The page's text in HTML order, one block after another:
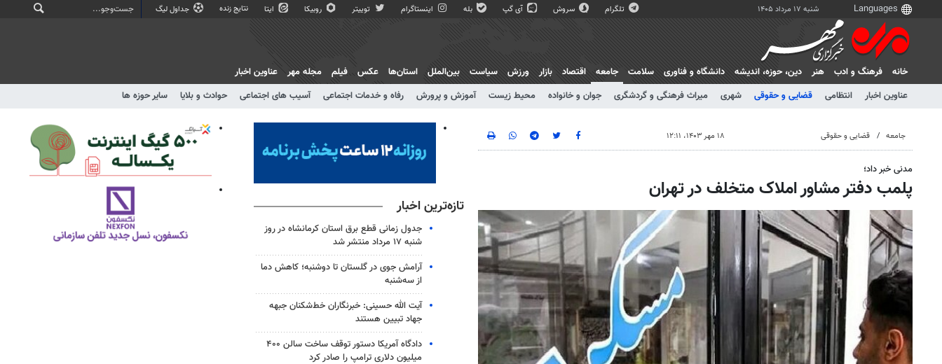
شنبه ۱۷ مرداد ۱۴۰۵ تلگرام سروش آی گپ بله اینستاگرام توییتر روبیکا ایتا نتایج زنده جداول لیگ
خانه فرهنگ و ادب هنر دين، حوزه، انديشه دانشگاه و فناوری سلامت
جامعه
عناوین اخبار
انتظامی قضایی و حقوقی شهری میراث فرهنگی و گردشگری جوان و خانواده محیط زیست آموزش و پرورش رفاه و خدمات اجتماعی آسیب های اجتماعی حوادث و بلایا سایر حوزه ها
اقتصاد بازار ورزش سیاست بین‌الملل استان‌ها عکس فیلم مجله مهر عناوین اخبار
جامعه قضایی و حقوقی ۱۸ مهر ۱۴۰۳، ۱۲:۱۱
مدنی خبر داد؛
پلمب دفتر مشاور املاک متخلف در تهران
تازه‌ترین اخبار
جدول زمانی قطع برق استان کرمانشاه در روز
شنبه ۱۷ مرداد منتشر شد
آرامش جوی در گلستان تا دوشنبه؛ کاهش دما
از سه‌شنبه
آیت الله حسینی: خبرنگاران خط‌شکنان جبهه
جهاد تبیین هستند
دادگاه آمریکا دستور توقف ساخت سالن ۴۰۰
میلیون دلاری ترامپ را صادر کرد